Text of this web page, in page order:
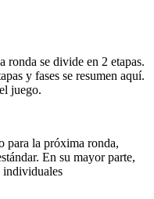
ronda se divide en 2 etapas.
y fases se resumen aquí.
juego.
para la próxima ronda,
En su mayor parte,
individuales